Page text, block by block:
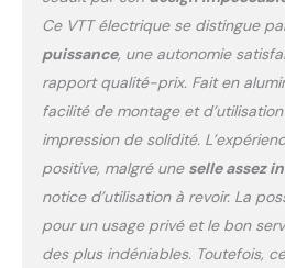
effort.
de
longue
36 V
de la
n'est
légère,
Ce VTT électrique se distingue
puissance, une autonomie
rapport qualité-prix. Fait en
facilité de montage et d’utilisation
impression de solidité.
positive, malgré une selle assez
notice d’utilisation à revoir. La
pour un usage privé et le bon
des plus indéniables. Toutefois,